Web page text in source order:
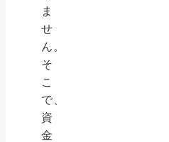
ま
せ
ん。
そ
こ
で、
資
金